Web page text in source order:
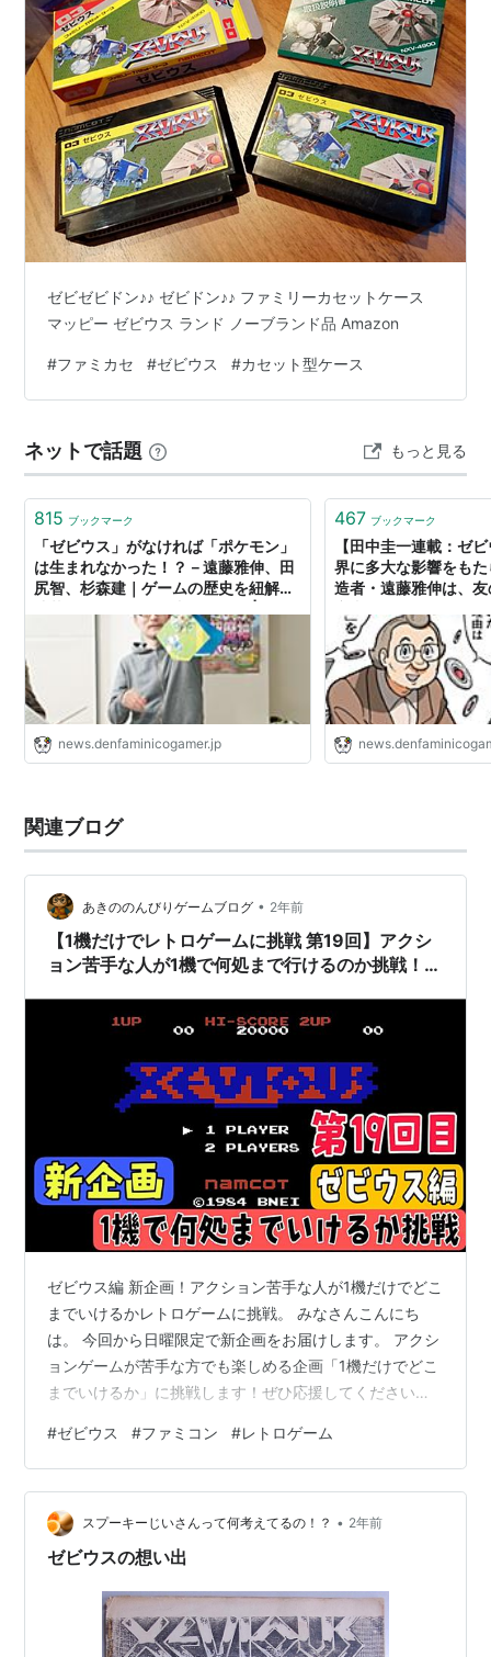
になっていることを開発者自身が確認している。
ゼビウスのここが新しかった
ゲームの世界に、バックグラウンドとなるストーリ
ーを本格的に持ち込んだ。
すべての敵キャラクタに名前と兵器としての性格が
付けられた。また、世界設定で特有の言語の「ゼビ
語」も作られ、当時としては裏設定の量が膨大。
さらに、隠れキャラクタ をお遊びにとどめず、ゲー
ムの内容を深める小道具として使った。（スペシャ
背景は森、海、砂漠などで構成され、黒い部分がま
ったくない点でも特徴的だった。このフルカラーの
い評価を受けた。
タ *1が自機の周囲をしばらく回り、その最中は敵から
の攻撃が止んだり、といった謎めいた演出も、人気
の理由の一つ。
作者として知られる 遠藤雅伸 は、「
ゲームデザイナ
」という職業で呼ばれた最初の人。
当時の『マイコンBASICマガジン』には、高得点を目
指すための本格的な攻略記事だけでなく、設定資料
やストーリーまで掲載された。
細野晴臣はこのゲームにインスパイアされ、日本で
ユーザーの間で、幻のエンディングがあると言う噂
生させたりした。
関連作品
スーパーゼビウス -ガンプの謎-
ソルバルウ
ゼビウス3D/G
:シオナイト
ゼビゼビドン♪♪ ゼビドン♪♪ ファミリーカセットケース
マッピー ゼビウス ランド ノーブランド品 Amazon
#ファミカセ #ゼビウス #カセット型ケース
ネットで話題 もっと見る
815 ブックマーク
「ゼビウス」がなければ「ポケモン」
は生まれなかった！？－遠藤雅伸、田
尻智、杉森建｜ゲームの歴史を紐解く
ァミニコゲーマー
news.denfaminicogamer.jp
467 ブックマーク
【田中圭一連載：ゼ
界に多大な影響をも
造者・遠藤雅伸は、
ムのために──【若ゲ
関連ブログ
あきののんびりゲームブログ • 2年前
【1機だけでレトロゲームに挑戦 第19回】アクシ
ョン苦手な人が1機で何処まで行けるのか挑戦！
ゼビウス編 新企画！アクション苦手な人が1機だけでどこ
までいけるかレトロゲームに挑戦。 みなさんこんにち
は。 今回から日曜限定で新企画をお届けします。 アクシ
ョンゲームが苦手な方でも楽しめる企画「1機だけでどこ
までいけるか」に挑戦します！ぜひ応援してください。
おすすすめアクションゲームが苦手な方新しいゲームチ
ャレンジが好きな方ゲーム実況動画が好きな方 ぜひ高評
価とチャンネル登録をお願いします。 コメント欄で皆さ
んのアドバイスや感想もお待ちしております。 今回はレ
トロゲーム『ゼビウス』に挑戦します。 いいねとコメン
#ゼビウス #ファミコン #レトロゲーム
スプーキーじいさんって何考えてるの！？ • 2年前
ゼビウスの想い出